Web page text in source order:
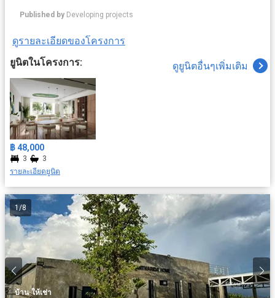
Published by Developing projects
ดูรายละเอียดของโครงการ
ยูนิตในโครงการ:
ดูยูนิตอื่นๆเพิ่มเติม
฿ 48,000
3
3
รายละเอียดยูนิต
1/8
บ้าน·ให้เช่า